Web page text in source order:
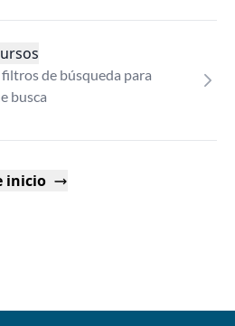
de búsqueda para
busca
inicio